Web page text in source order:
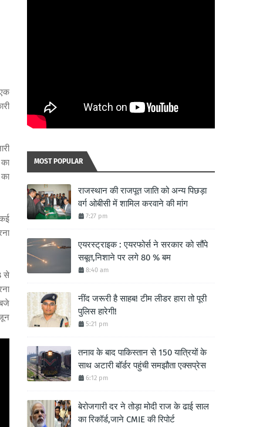
से
MOST POPULAR
राजस्थान की राजपूत जाति को अन्य पिछड़ा
वर्ग ओबीसी में शामिल करवाने की मांग
7:27 pm
एयरस्ट्राइक : एयरफोर्स ने सरकार को सौंपे
सबूत,निशाने पर लगे 80 % बम
8:40 am
नींद जरूरी है साहब! टीम लीडर हारा तो पूरी
पुलिस हारेगी!
5:21 pm
तनाव के बाद पाकिस्तान से 150 यात्रियों के
साथ अटारी बॉर्डर पहुंची समझौता एक्सप्रेस
6:12 pm
बेरोजगारी दर ने तोड़ा मोदी राज के ढाई साल
का रिकॉर्ड,जाने CMIE की रिपोर्ट